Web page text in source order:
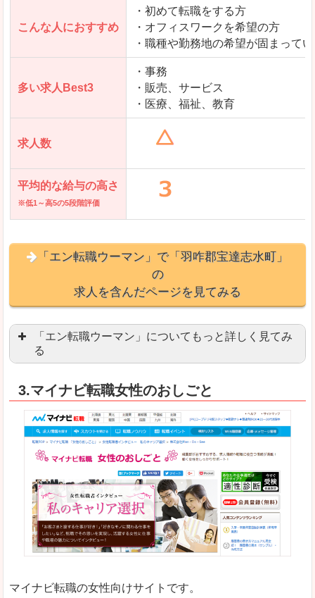
「とらばーゆ」で「羽咋郡宝達志水町」の
求人を含んだページを見てみる
こんな人におすすめ
・初めて転職をする方
・オフィスワークを希望の方
・職種や勤務地の希望が固まって
多い求人Best3
・事務
・販売、サービス
・医療、福祉、教育
求人数
平均的な給与の高さ
※低1～高5の5段階評価
「エン転職ウーマン」で「羽咋郡宝達志水町」
の
求人を含んだページを見てみる
「エン転職ウーマン」についてもっと詳しく見てみ
る
良いところ
職種や勤務地など、すでに次のお仕事がイメージ
転職Q＆Aやノウハウが豊富なうえ、面接サポー
悪いところ
求人の掲載数が少ないです。
TOPページからこだわりや条件などをクイックに
はじめての転職や、転職活動において不安や心配
3.マイナビ転職女性のおしごと
マイナビ転職の女性向けサイトです。